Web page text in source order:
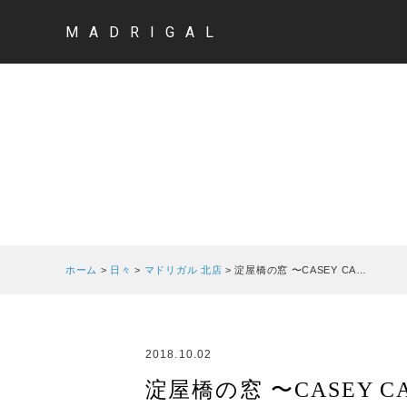
MADRIGAL
ホーム > 日々 > マドリガル 北店 >淀屋橋の窓 〜CASEY CA…
2018.10.02
淀屋橋の窓 〜CASEY